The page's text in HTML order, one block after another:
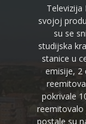
Televizija
svojoj
su se
studijska
stanice u
emisije, 2
pokrivale
reemitovalo
postale su